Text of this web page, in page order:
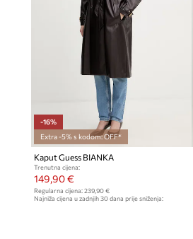
-16%
Extra -5% s kodom: OFF*
Kaput Guess BIANKA
Trenutna cijena:
149,90 €
Regularna cijena: 239,90 €
Najniža cijena u zadnjih 30 dana prije sniženja: